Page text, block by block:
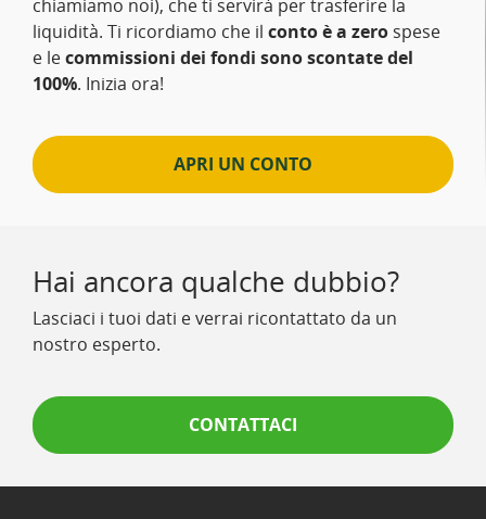
chiamiamo noi), che ti servirà per trasferire la
liquidità. Ti ricordiamo che il conto è a zero spese
e lecommissioni dei fondi sono scontate del
100%. Inizia ora!
APRI UN CONTO
Hai ancora qualche dubbio?
Lasciaci i tuoi dati e verrai ricontattato da un
nostro esperto.
CONTATTACI